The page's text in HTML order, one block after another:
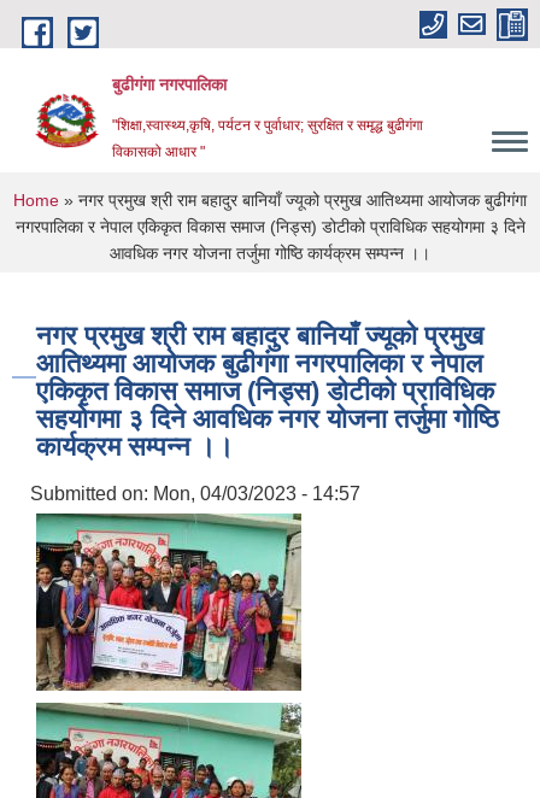
Skip to main content
बुढीगंगा नगरपालिका
"शिक्षा,स्वास्थ्य,कृषि, पर्यटन र पुर्वाधार; सुरक्षित र समृद्ध बुढीगंगा
विकासको आधार "
You are here
Home » नगर प्रमुख श्री राम बहादुर बानियाँ ज्यूको प्रमुख आतिथ्यमा आयोजक बुढीगंगा
नगरपालिका र नेपाल एकिकृत विकास समाज (निड्स) डोटीको प्राविधिक सहयोगमा ३ दिने
आवधिक नगर योजना तर्जुमा गोष्ठि कार्यक्रम सम्पन्न ।।
नगर प्रमुख श्री राम बहादुर बानियाँ ज्यूको प्रमुख
आतिथ्यमा आयोजक बुढीगंगा नगरपालिका र नेपाल
एकिकृत विकास समाज (निड्स) डोटीको प्राविधिक
सहयोगमा ३ दिने आवधिक नगर योजना तर्जुमा गोष्ठि
कार्यक्रम सम्पन्न ।।
Submitted on: Mon, 04/03/2023 - 14:57